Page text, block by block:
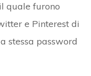
quale furono
e Pinterest di
stessa password